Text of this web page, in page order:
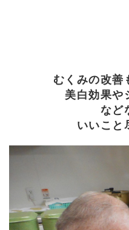
むくみの改善
美白効果や
など
いいこと